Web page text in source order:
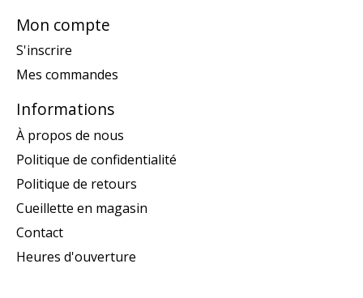
Mon compte
S'inscrire
Mes commandes
Informations
À propos de nous
Politique de confidentialité
Politique de retours
Cueillette en magasin
Contact
Heures d'ouverture